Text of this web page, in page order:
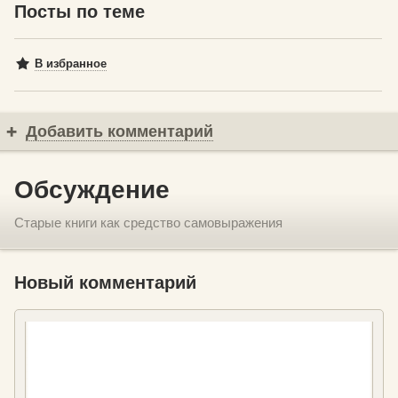
Посты по теме
В избранное
Добавить комментарий
Обсуждение
Старые книги как средство самовыражения
Новый комментарий